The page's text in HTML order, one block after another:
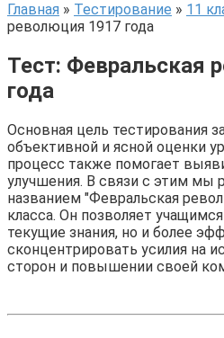
Главная » Тестирование » 11
революция 1917 года
Тест: Февральская
года
Основная цель тестирования
объективной и ясной оценки
процесс также помогает
улучшения. В связи с этим мы
названием "Февральская
класса. Он позволяет
текущие знания, но и более
сконцентрировать усилия на
сторон и повышении своей